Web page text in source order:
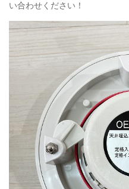
い合わせください！